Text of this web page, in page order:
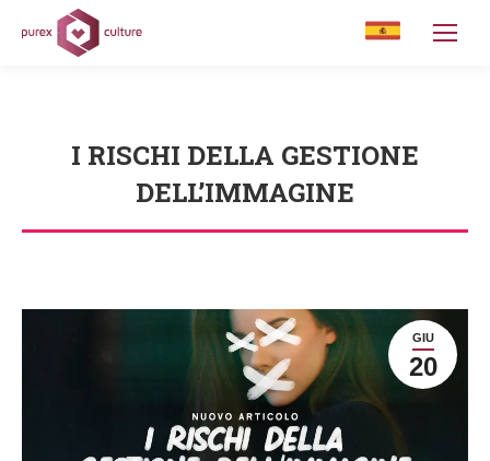
I RISCHI DELLA GESTIONE
DELL’IMMAGINE
You are here:
GIU
20